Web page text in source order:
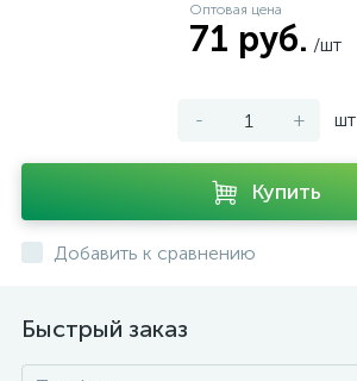
Оптовая цена
71 руб. /шт
- + шт
Купить
Добавить к сравнению
Быстрый заказ